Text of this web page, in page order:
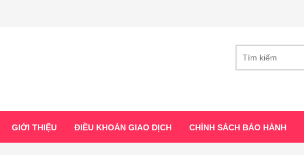
GIỚI THIỆU ĐIỀU KHOẢN GIAO DỊCH CHÍNH SÁCH BẢO HÀNH